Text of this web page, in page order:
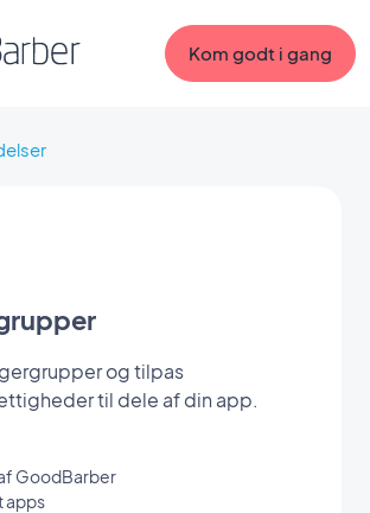
Kom godt i gang
og tilpas
til dele af din app.
GoodBarber
apps